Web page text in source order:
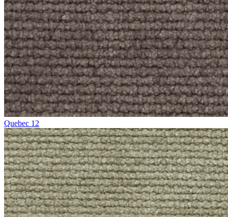
Quebec 12